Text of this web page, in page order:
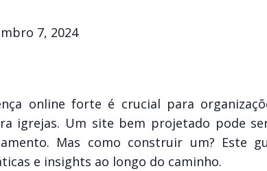
7, 2024
online forte é crucial para
igrejas. Um site bem projetado pode
Mas como construir um? Este
e insights ao longo do caminho.